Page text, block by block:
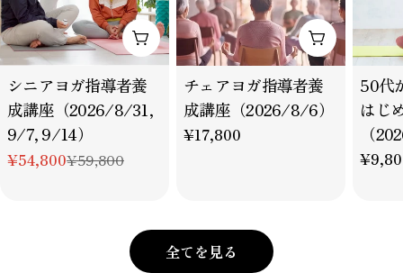
カートに追加
タ
イ
プ：
シニアヨガ指導者養
成講座（2026/8/31,
9/7, 9/14）
特
¥54,800
通
¥59,800
カートに追
タ
イ
プ：
チェアヨガ指導者養
成講座（2026/8/6）
通
¥17,800
タ
イ
プ：
50代
はじ
（
通
全てを見る